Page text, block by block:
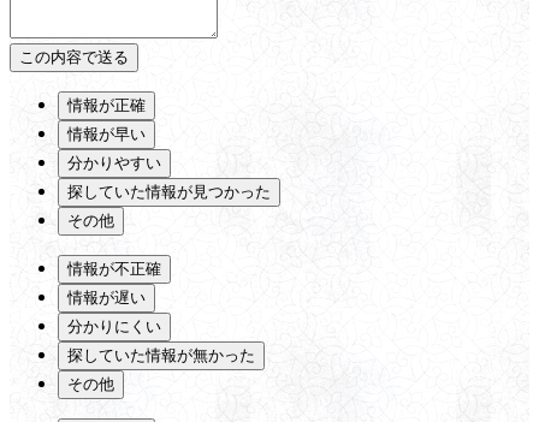
情報が正確
情報が早い
分かりやすい
探していた情報が見つかった
その他
情報が不正確
情報が遅い
分かりにくい
探していた情報が無かった
その他